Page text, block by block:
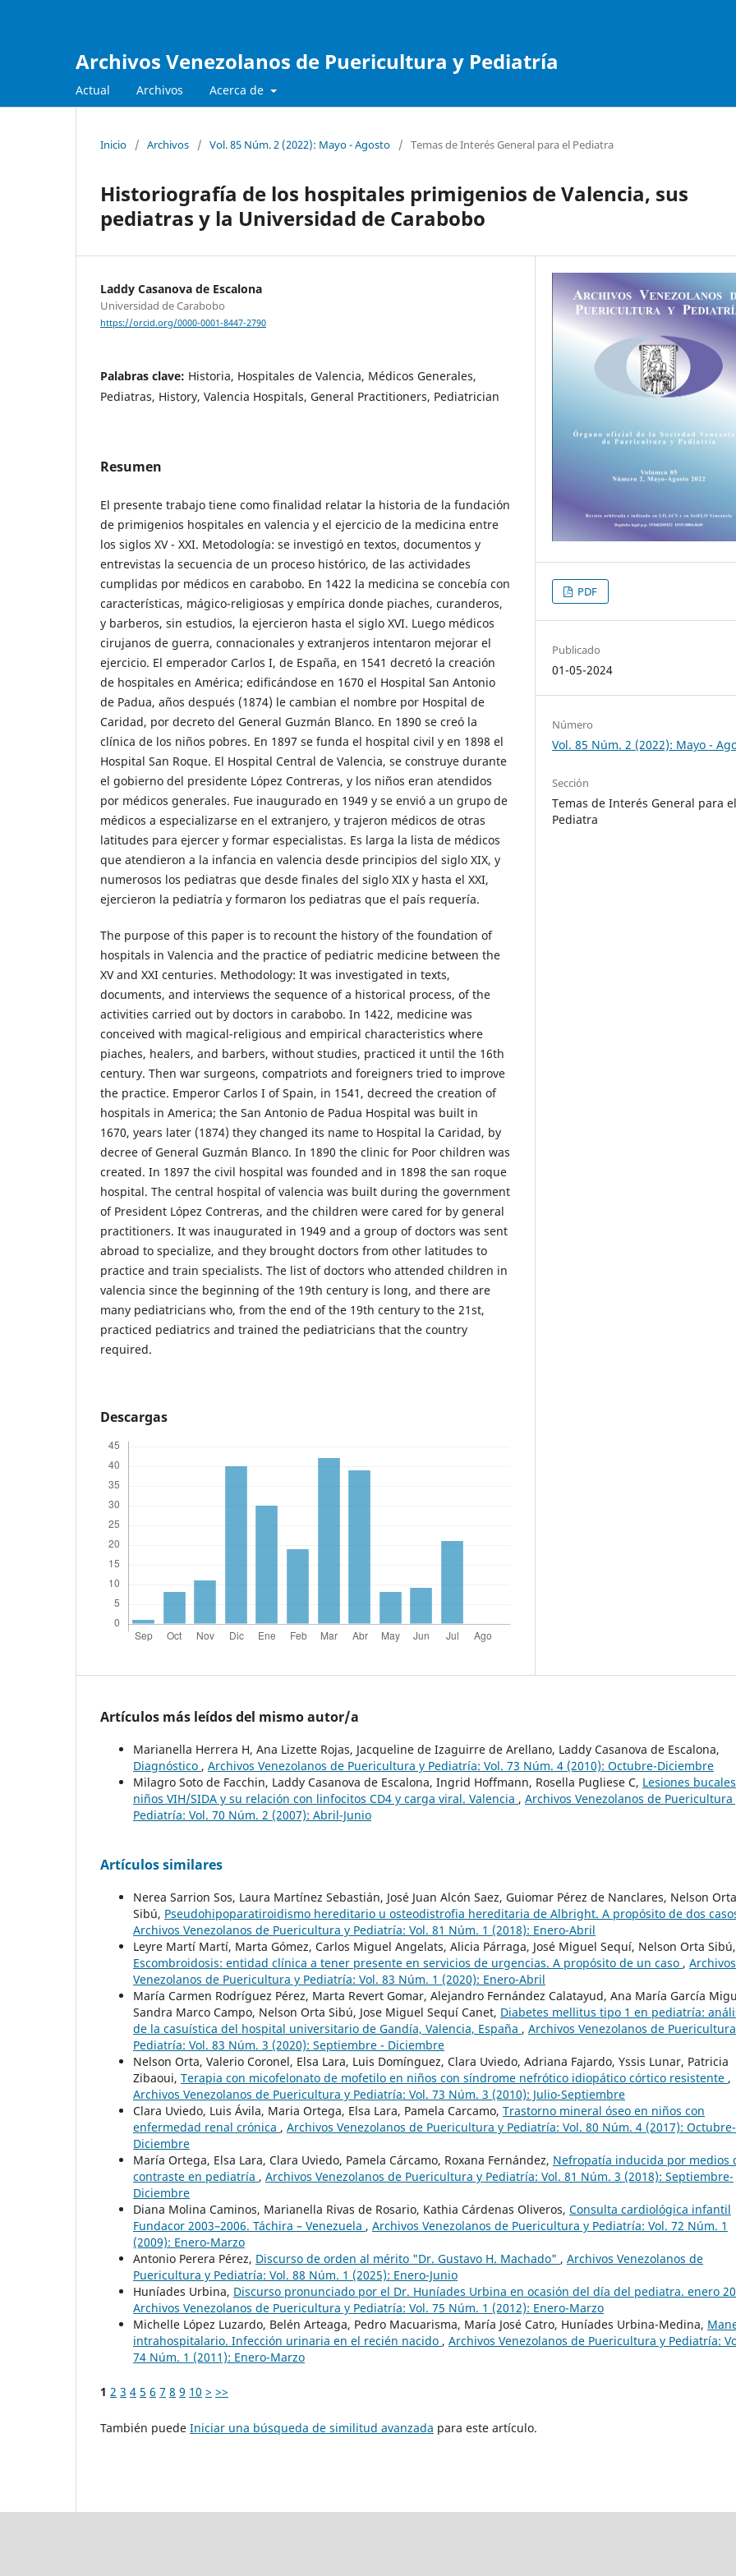
Archivos Venezolanos de Puericultura y Pediatría
Actual Archivos Acerca de
Inicio / Archivos / Vol. 85 Núm. 2 (2022): Mayo - Agosto / Temas de Interés General para el Pediatra
Historiografía de los hospitales primigenios de Valencia, sus
pediatras y la Universidad de Carabobo
Laddy Casanova de Escalona
Universidad de Carabobo
https://orcid.org/0000-0001-8447-2790
Palabras clave: Historia, Hospitales de Valencia, Médicos Generales,
Pediatras, History, Valencia Hospitals, General Practitioners, Pediatrician
Resumen
El presente trabajo tiene como finalidad relatar la historia de la fundación
de primigenios hospitales en valencia y el ejercicio de la medicina entre
los siglos XV - XXI. Metodología: se investigó en textos, documentos y
entrevistas la secuencia de un proceso histórico, de las actividades
cumplidas por médicos en carabobo. En 1422 la medicina se concebía con
características, mágico-religiosas y empírica donde piaches, curanderos,
y barberos, sin estudios, la ejercieron hasta el siglo XVI. Luego médicos
cirujanos de guerra, connacionales y extranjeros intentaron mejorar el
ejercicio. El emperador Carlos I, de España, en 1541 decretó la creación
de hospitales en América; edificándose en 1670 el Hospital San Antonio
de Padua, años después (1874) le cambian el nombre por Hospital de
Caridad, por decreto del General Guzmán Blanco. En 1890 se creó la
clínica de los niños pobres. En 1897 se funda el hospital civil y en 1898 el
Hospital San Roque. El Hospital Central de Valencia, se construye durante
el gobierno del presidente López Contreras, y los niños eran atendidos
por médicos generales. Fue inaugurado en 1949 y se envió a un grupo de
médicos a especializarse en el extranjero, y trajeron médicos de otras
latitudes para ejercer y formar especialistas. Es larga la lista de médicos
que atendieron a la infancia en valencia desde principios del siglo XIX, y
numerosos los pediatras que desde finales del siglo XIX y hasta el XXI,
ejercieron la pediatría y formaron los pediatras que el país requería.
The purpose of this paper is to recount the history of the foundation of
hospitals in Valencia and the practice of pediatric medicine between the
XV and XXI centuries. Methodology: It was investigated in texts,
documents, and interviews the sequence of a historical process, of the
activities carried out by doctors in carabobo. In 1422, medicine was
conceived with magical-religious and empirical characteristics where
piaches, healers, and barbers, without studies, practiced it until the 16th
century. Then war surgeons, compatriots and foreigners tried to improve
the practice. Emperor Carlos I of Spain, in 1541, decreed the creation of
hospitals in America; the San Antonio de Padua Hospital was built in
1670, years later (1874) they changed its name to Hospital la Caridad, by
decree of General Guzmán Blanco. In 1890 the clinic for Poor children was
created. In 1897 the civil hospital was founded and in 1898 the san roque
hospital. The central hospital of valencia was built during the government
of President López Contreras, and the children were cared for by general
practitioners. It was inaugurated in 1949 and a group of doctors was sent
abroad to specialize, and they brought doctors from other latitudes to
practice and train specialists. The list of doctors who attended children in
valencia since the beginning of the 19th century is long, and there are
many pediatricians who, from the end of the 19th century to the 21st,
practiced pediatrics and trained the pediatricians that the country
required.
Descargas
PDF
Publicado
01-05-2024
Número
Vol. 85 Núm. 2 (2022): Mayo -
Sección
Temas de Interés General para el
Pediatra
Artículos más leídos del mismo autor/a
Marianella Herrera H, Ana Lizette Rojas, Jacqueline de Izaguirre de Arellano, Laddy Casanova de Escalona,
Diagnóstico , Archivos Venezolanos de Puericultura y Pediatría: Vol. 73 Núm. 4 (2010): Octubre-Diciembre
Milagro Soto de Facchin, Laddy Casanova de Escalona, Ingrid Hoffmann, Rosella Pugliese C, Lesiones
niños VIH/SIDA y su relación con linfocitos CD4 y carga viral. Valencia , Archivos Venezolanos de Puericultura
Pediatría: Vol. 70 Núm. 2 (2007): Abril-Junio
Artículos similares
Nerea Sarrion Sos, Laura Martínez Sebastián, José Juan Alcón Saez, Guiomar Pérez de Nanclares, Nelson Orta
Sibú, Pseudohipoparatiroidismo hereditario u osteodistrofia hereditaria de Albright. A propósito de dos
Archivos Venezolanos de Puericultura y Pediatría: Vol. 81 Núm. 1 (2018): Enero-Abril
Leyre Martí Martí, Marta Gómez, Carlos Miguel Angelats, Alicia Párraga, José Miguel Sequí, Nelson Orta Sibú,
Escombroidosis: entidad clínica a tener presente en servicios de urgencias. A propósito de un caso , Archivos
Venezolanos de Puericultura y Pediatría: Vol. 83 Núm. 1 (2020): Enero-Abril
María Carmen Rodríguez Pérez, Marta Revert Gomar, Alejandro Fernández Calatayud, Ana María García
Sandra Marco Campo, Nelson Orta Sibú, Jose Miguel Sequí Canet, Diabetes mellitus tipo 1 en pediatría:
de la casuística del hospital universitario de Gandía, Valencia, España , Archivos Venezolanos de
Pediatría: Vol. 83 Núm. 3 (2020): Septiembre - Diciembre
Nelson Orta, Valerio Coronel, Elsa Lara, Luis Domínguez, Clara Uviedo, Adriana Fajardo, Yssis Lunar, Patricia
Zibaoui, Terapia con micofelonato de mofetilo en niños con síndrome nefrótico idiopático córtico resistente ,
Archivos Venezolanos de Puericultura y Pediatría: Vol. 73 Núm. 3 (2010): Julio-Septiembre
Clara Uviedo, Luis Ávila, Maria Ortega, Elsa Lara, Pamela Carcamo, Trastorno mineral óseo en niños con
enfermedad renal crónica , Archivos Venezolanos de Puericultura y Pediatría: Vol. 80 Núm. 4 (2017): Octubre-
Diciembre
María Ortega, Elsa Lara, Clara Uviedo, Pamela Cárcamo, Roxana Fernández, Nefropatía inducida por medios
contraste en pediatría , Archivos Venezolanos de Puericultura y Pediatría: Vol. 81 Núm. 3 (2018): Septiembre-
Diciembre
Diana Molina Caminos, Marianella Rivas de Rosario, Kathia Cárdenas Oliveros, Consulta cardiológica infantil
Fundacor 2003–2006. Táchira – Venezuela , Archivos Venezolanos de Puericultura y Pediatría: Vol. 72 Núm. 1
(2009): Enero-Marzo
Antonio Perera Pérez, Discurso de orden al mérito "Dr. Gustavo H. Machado" , Archivos Venezolanos de
Puericultura y Pediatría: Vol. 88 Núm. 1 (2025): Enero-Junio
Huníades Urbina, Discurso pronunciado por el Dr. Huníades Urbina en ocasión del día del pediatra. enero
Archivos Venezolanos de Puericultura y Pediatría: Vol. 75 Núm. 1 (2012): Enero-Marzo
Michelle López Luzardo, Belén Arteaga, Pedro Macuarisma, María José Catro, Huníades Urbina-Medina,
intrahospitalario. Infección urinaria en el recién nacido , Archivos Venezolanos de Puericultura y Pediatría:
74 Núm. 1 (2011): Enero-Marzo
1 2 3 4 5 6 7 8 9 10 > >>
También puede Iniciar una búsqueda de similitud avanzada para este artículo.